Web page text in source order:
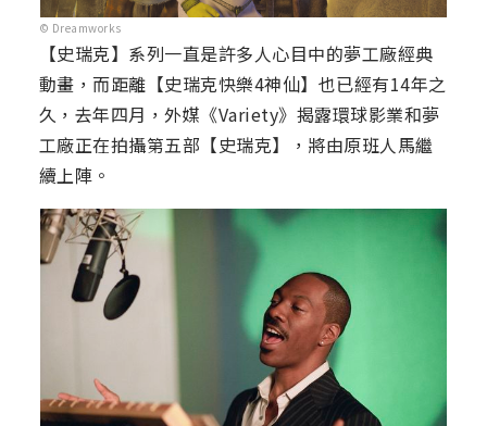
© Dreamworks
【史瑞克】系列一直是許多人心目中的夢工廠經典
動畫，而距離【史瑞克快樂4神仙】也已經有14年之
久，去年四月，外媒《Variety》揭露環球影業和夢
工廠正在拍攝第五部【史瑞克】，將由原班人馬繼
續上陣。